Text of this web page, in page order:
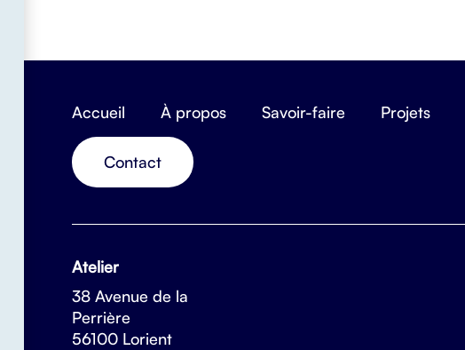
Accueil À propos Savoir-faire Projets
Contact
Atelier
38 Avenue de la
Perrière
56100 Lorient